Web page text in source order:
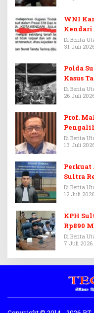
WNI
Di Berita
31 Juli
Polda
Kasus
Di Berita
26 Juli
Prof.
Febrie
Di Berita
13 Juli
Perkuat
Sultra
PERADI
Di Berita
12 Juli 2026
KPH
Rp890
Di Berita
7 Juli 2026